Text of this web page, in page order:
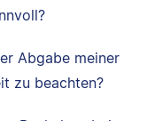
Abgabe meiner
zu beachten?